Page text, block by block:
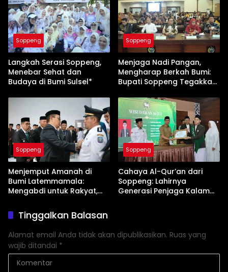
Soppeng
Langkah Serasi Soppeng,
Menebar Sehat dan
Budaya di Bumi Sulsel*
Soppeng
Menjaga Nadi Pangan,
Mengharap Berkah Bumi:
Bupati Soppeng Tegakkan
Soppeng
Menjemput Amanah di
Bumi Latemmamala:
Mengabdi untuk Rakyat,
Tuhan
Soppeng
Cahaya Al-Qur’an dari
Soppeng: Lahirnya
Generasi Penjaga Kalam
Tinggalkan Balasan
Alamat email Anda tidak akan dipublikasikan. Ruas yang
wajib ditandai *